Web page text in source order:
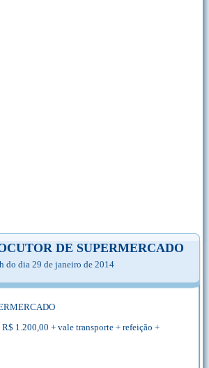
DE SUPERMERCADO
do dia 29 de janeiro de 2014
1.200,00 + vale transporte + refeição +